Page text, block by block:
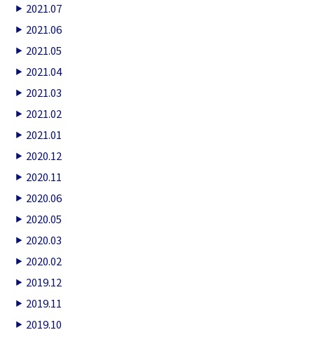
2021.07
2021.06
2021.05
2021.04
2021.03
2021.02
2021.01
2020.12
2020.11
2020.06
2020.05
2020.03
2020.02
2019.12
2019.11
2019.10